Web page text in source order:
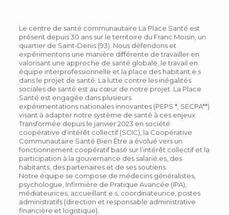
Le centre de santé communautaire La Place Santé est
présent depuis 30 ans sur le territoire du Franc Moisin, un
quartier de Saint-Denis (93). Nous défendons et
expérimentons une manière différente de travailler en
valorisant une approche de santé globale, le travail en
équipe interprofessionnelle et la place des habitant.e.s
dans le projet de santé. La lutte contre les inégalités
sociales de santé est au cœur de notre projet. La Place
Santé est engagée dans plusieurs
expérimentations nationales innovantes (PEPS *, SECPA**)
visant à adapter notre système de santé à ces enjeux.
Transformée depuis le janvier 2023 en société
coopérative d’intérêt collectif (SCIC), la Coopérative
Communautaire Santé Bien Être a évolué vers un
fonctionnement coopératif basé sur l’intérêt collectif et la
participation à la gouvernance des salarié.es, des
habitants, des partenaires et de ses soutiens.
Notre équipe se compose de médecins généralistes,
psychologue, Infirmière de Pratique Avancée (IPA),
médiateurices, accueillant.e.s, coordinateurice, postes
administratifs (direction et responsable administrative
financière et logistique).